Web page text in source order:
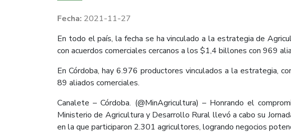
2021-11-27
En todo el país, la fecha se ha vinculado a la estrategia de
con acuerdos comerciales cercanos a los $1,4 billones con 969
En Córdoba, hay 6.976 productores vinculados a la estrategia,
89 aliados comerciales.
Canalete – Córdoba. (@MinAgricultura) – Honrando el
Ministerio de Agricultura y Desarrollo Rural llevó a cabo su
en la que participaron 2.301 agricultores, logrando negocios